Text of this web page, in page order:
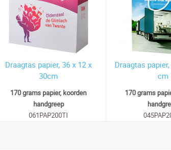
Draagtas papier, 36 x 12 x
30cm
170 grams papier, koorden
handgreep
061PAP200TI
Draagtas
cm
170 grams